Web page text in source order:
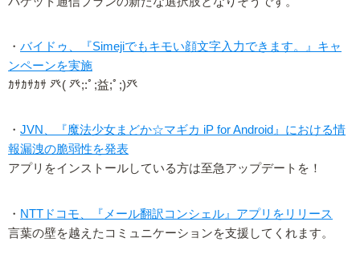
・ バイドゥ、『Simejiでもキモい顔文字入力できます。』キャ
ンペーンを実施
ｶｻｶｻｶｻ 癶( 癶;:ﾟ;益;ﾟ;)癶
・ JVN、『魔法少女まどか☆マギカ iP for Android』における情
報漏洩の脆弱性を発表
アプリをインストールしている方は至急アップデートを！
・ NTTドコモ、『メール翻訳コンシェル』アプリをリリース
言葉の壁を越えたコミュニケーションを支援してくれます。